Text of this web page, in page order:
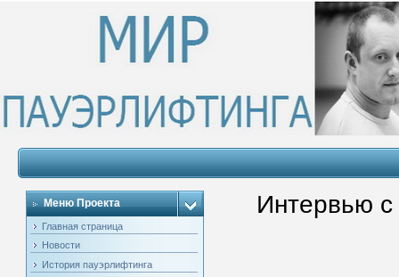
Меню Проекта
Главная страница
Новости
История пауэрлифтинга
Интервью